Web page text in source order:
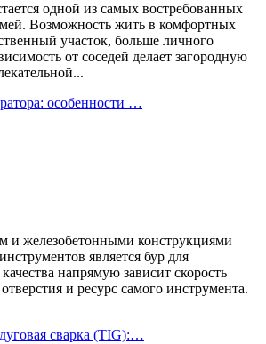
одной из самых востребованных
Возможность жить в комфортных
участок, больше личного
от соседей делает загородную
особенности …
и железобетонными конструкциями
является бур для
напрямую зависит скорость
и ресурс самого инструмента.
сварка (TIG):…